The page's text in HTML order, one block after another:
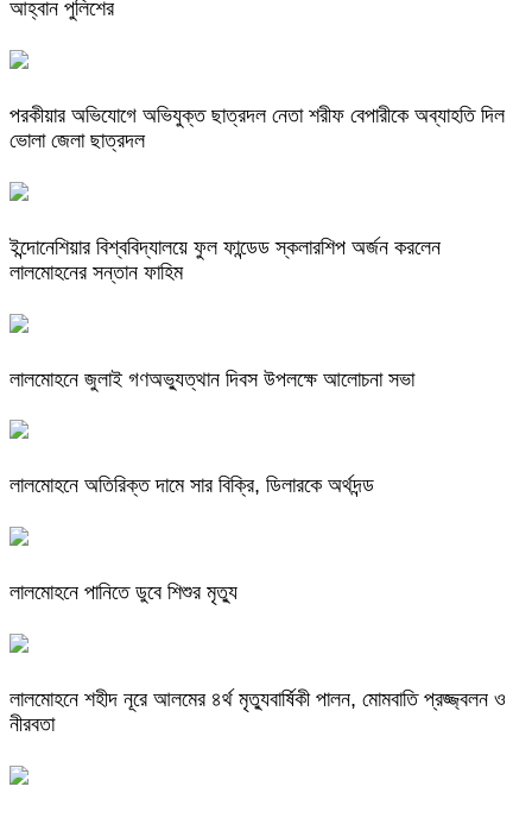
আহ্বান পুলিশের
পরকীয়ার অভিযোগে অভিযুক্ত ছাত্রদল নেতা শরীফ বেপারীকে অব্যাহতি দিল
ভোলা জেলা ছাত্রদল
ইন্দোনেশিয়ার বিশ্ববিদ্যালয়ে ফুল ফান্ডেড স্কলারশিপ অর্জন করলেন
লালমোহনের সন্তান ফাহিম
লালমোহনে জুলাই গণঅভ্যুত্থান দিবস উপলক্ষে আলোচনা সভা
লালমোহনে অতিরিক্ত দামে সার বিক্রি, ডিলারকে অর্থদন্ড
লালমোহনে পানিতে ডুবে শিশুর মৃত্যু
লালমোহনে শহীদ নূরে আলমের ৪র্থ মৃত্যুবার্ষিকী পালন, মোমবাতি প্রজ্জ্বলন ও
নীরবতা